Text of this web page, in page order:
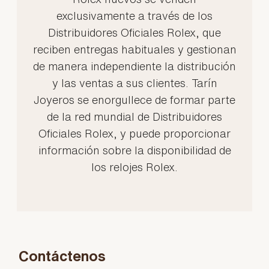
exclusivamente a través de los
Distribuidores Oficiales Rolex, que
reciben entregas habituales y gestionan
de manera independiente la distribución
y las ventas a sus clientes. Tarín
Joyeros se enorgullece de formar parte
de la red mundial de Distribuidores
Oficiales Rolex, y puede proporcionar
información sobre la disponibilidad de
los relojes Rolex.
Contáctenos